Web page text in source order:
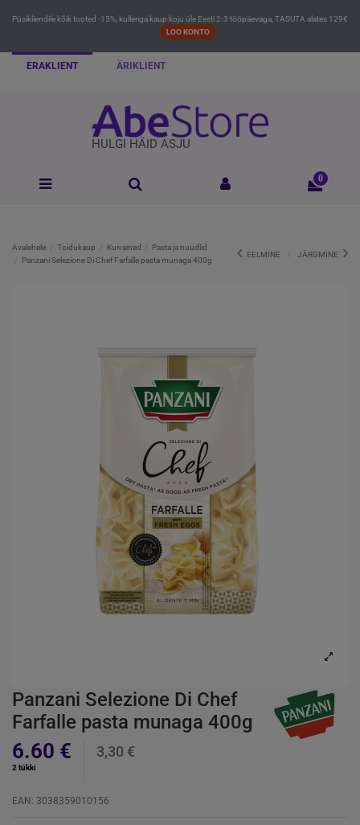
Püsikliendile kõik tooted -15%, kulleriga kaup koju üle Eesti 2-3 tööpäevaga, TASUTA alates 129€
LOO KONTO
ERAKLIENT ÄRIKLIENT
HULGI HÄID ASJU
0
Avalehele Toidukaup Kuivained
Pasta ja nuudlid
Panzani Selezione Di Chef Farfalle pasta munaga 400g
EELMINE JÄRGMINE
Panzani Selezione Di Chef
Farfalle pasta munaga 400g
6.60 €
2 tükki
3,30 €
EAN: 3038359010156